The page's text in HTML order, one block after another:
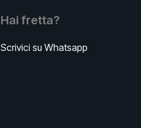
Hai fretta?
Scrivici su Whatsapp